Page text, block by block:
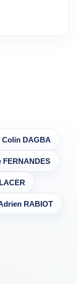
Colin DAGBA
FERNANDES
RABIOT